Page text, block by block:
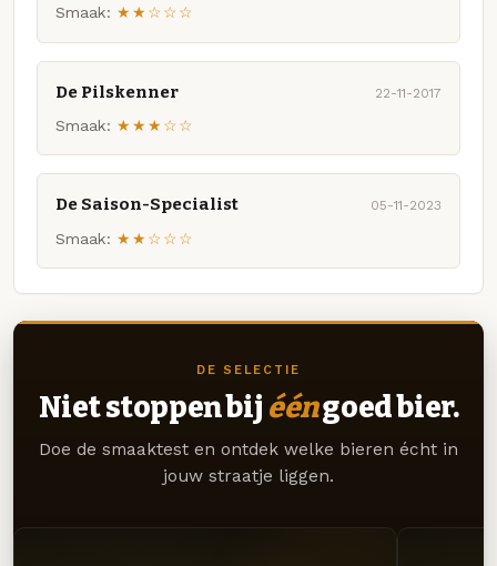
Smaak: ★★☆☆☆
De Pilskenner 22-11-2017
Smaak: ★★★☆☆
De Saison-Specialist 05-11-2023
Smaak: ★★☆☆☆
DE SELECTIE
Niet stoppen bij ééngoed bier.
Doe de smaaktest en ontdek welke bieren écht in
jouw straatje liggen.